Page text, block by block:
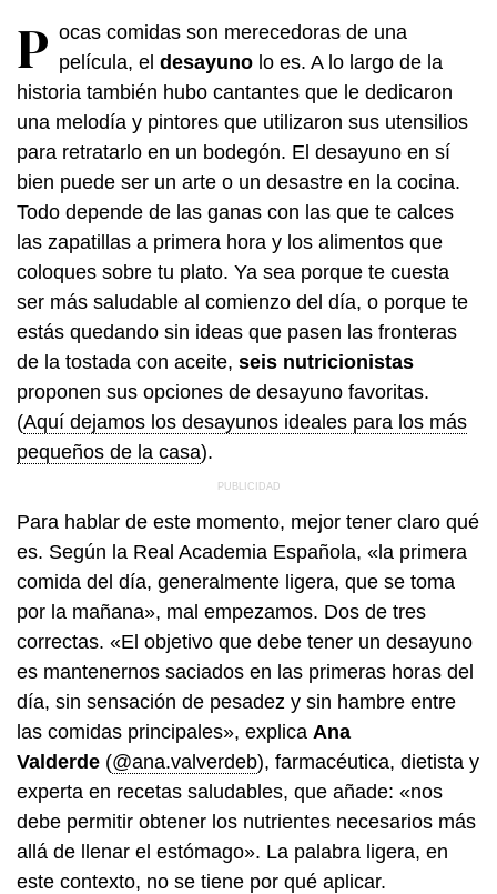
P ocas comidas son merecedoras de una
película, el desayuno lo es. A lo largo de la
historia también hubo cantantes que le dedicaron
una melodía y pintores que utilizaron sus utensilios
para retratarlo en un bodegón. El desayuno en sí
bien puede ser un arte o un desastre en la cocina.
Todo depende de las ganas con las que te calces
las zapatillas a primera hora y los alimentos que
coloques sobre tu plato. Ya sea porque te cuesta
ser más saludable al comienzo del día, o porque te
estás quedando sin ideas que pasen las fronteras
de la tostada con aceite, seis nutricionistas
proponen sus opciones de desayuno favoritas.
(Aquí dejamos los desayunos ideales para los más
pequeños de la casa).
Para hablar de este momento, mejor tener claro qué
es. Según la Real Academia Española, «la primera
comida del día, generalmente ligera, que se toma
por la mañana», mal empezamos. Dos de tres
correctas. «El objetivo que debe tener un desayuno
es mantenernos saciados en las primeras horas del
día, sin sensación de pesadez y sin hambre entre
las comidas principales», explica Ana
Valderde (@ana.valverdeb), farmacéutica, dietista y
experta en recetas saludables, que añade: «nos
debe permitir obtener los nutrientes necesarios más
allá de llenar el estómago». La palabra ligera, en
este contexto, no se tiene por qué aplicar.